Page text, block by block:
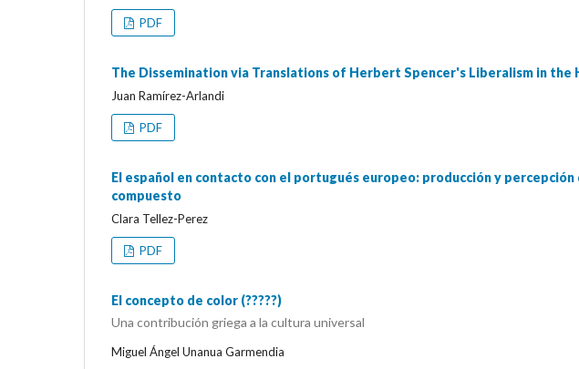
PDF
The Dissemination via Translations of Herbert Spencer's Liberalism in the
Juan Ramírez-Arlandi
PDF
El español en contacto con el portugués europeo: producción y
compuesto
Clara Tellez-Perez
PDF
El concepto de color (?????)
Una contribución griega a la cultura universal
Miguel Ángel Unanua Garmendia